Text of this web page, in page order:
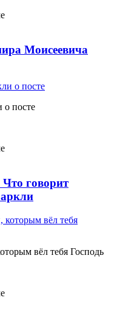
Моисеевича
о посте
Что говорит
вёл тебя Господь